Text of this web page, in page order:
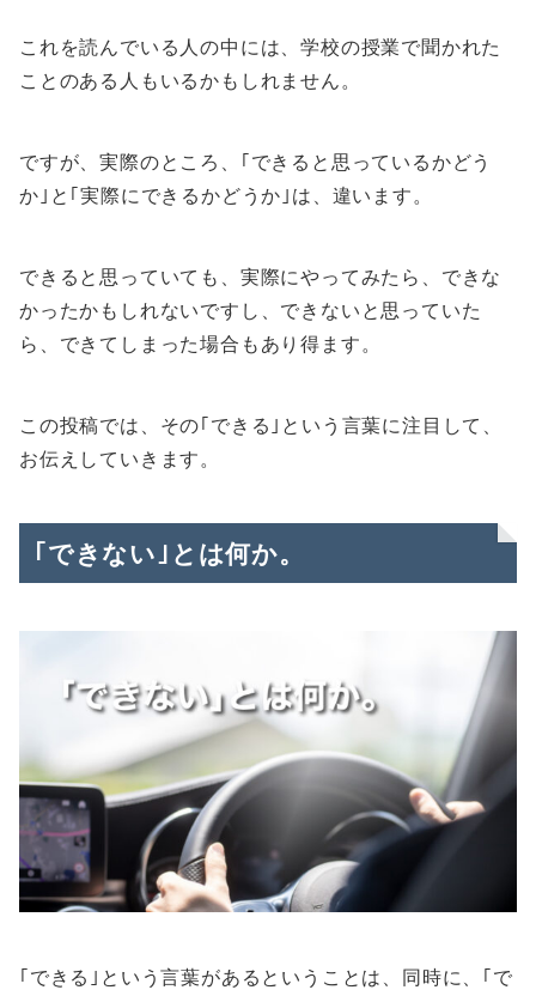
これを読んでいる人の中には、学校の授業で聞かれた
ことのある人もいるかもしれません。
ですが、実際のところ、｢できると思っているかどう
か｣と｢実際にできるかどうか｣は、違います。
できると思っていても、実際にやってみたら、できな
かったかもしれないですし、できないと思っていた
ら、できてしまった場合もあり得ます。
この投稿では、その｢できる｣という言葉に注目して、
お伝えしていきます。
｢できない｣とは何か。
｢できる｣という言葉があるということは、同時に、｢で